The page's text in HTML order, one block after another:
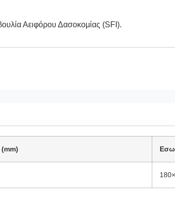
Αειφόρου Δασοκομίας (SFI).
(mm)